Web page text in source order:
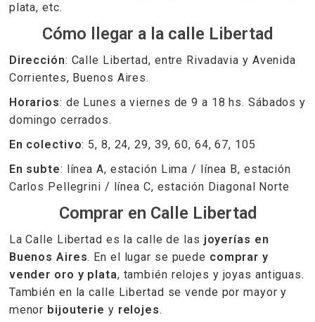
plata, etc.
Cómo llegar a la calle Libertad
Dirección: Calle Libertad, entre Rivadavia y Avenida
Corrientes, Buenos Aires.
Horarios: de Lunes a viernes de 9 a 18 hs. Sábados y
domingo cerrados.
En colectivo: 5, 8, 24, 29, 39, 60, 64, 67, 105
En subte: línea A, estación Lima / línea B, estación
Carlos Pellegrini / línea C, estación Diagonal Norte
Comprar en Calle Libertad
La Calle Libertad es la calle de las joyerías en
Buenos Aires. En el lugar se puede comprar y
vender oro y plata, también relojes y joyas antiguas.
También en la calle Libertad se vende por mayor y
menor bijouterie y relojes.